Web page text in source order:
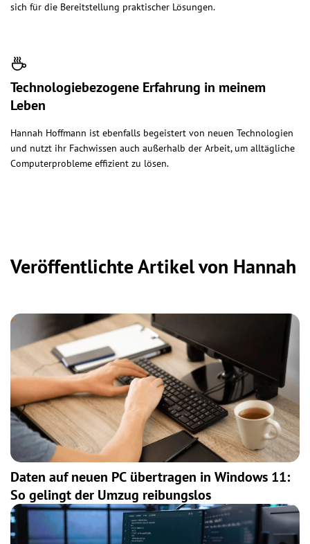
sich für die Bereitstellung praktischer Lösungen.
Technologiebezogene Erfahrung in meinem
Leben
Hannah Hoffmann ist ebenfalls begeistert von neuen Technologien
und nutzt ihr Fachwissen auch außerhalb der Arbeit, um alltägliche
Computerprobleme effizient zu lösen.
Veröffentlichte Artikel von Hannah
Daten auf neuen PC übertragen in Windows 11:
So gelingt der Umzug reibungslos